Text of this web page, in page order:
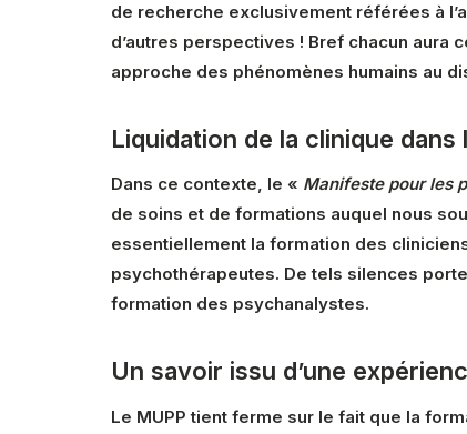
de recherche exclusivement référées à
d’autres perspectives ! Bref chacun aura
approche des phénomènes humains au
Liquidation de la clinique
Dans ce contexte, le « Manifeste pour les
de soins et de formations auquel nous
essentiellement la formation des
psychothérapeutes. De tels silences
formation des psychanalystes.
Un savoir issu d’une
Le MUPP tient ferme sur le fait que la